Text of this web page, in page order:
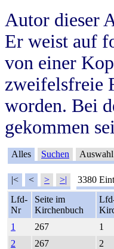
Autor dieser
Er weist auf
von einer
zweifelsfreie
worden. Bei
gekommen
Alles Suchen Auswahl
|< < > >| 3380
Lfd-
Nr
Seite im
Kirchenbuch
1
267 1
2
267 2